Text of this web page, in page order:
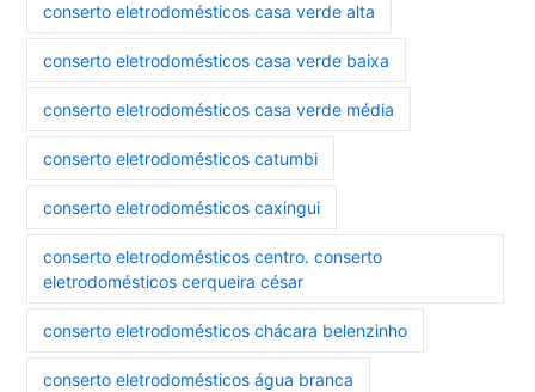
conserto eletrodomésticos casa verde alta
conserto eletrodomésticos casa verde baixa
conserto eletrodomésticos casa verde média
conserto eletrodomésticos catumbi
conserto eletrodomésticos caxingui
conserto eletrodomésticos centro. conserto
eletrodomésticos cerqueira césar
conserto eletrodomésticos chácara belenzinho
conserto eletrodomésticos água branca